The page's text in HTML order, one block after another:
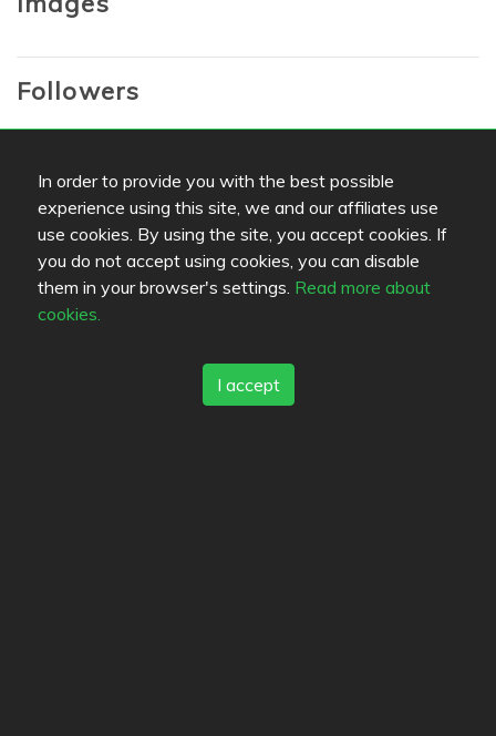
In order to provide you with the best possible
experience using this site, we and our affiliates use
use cookies. By using the site, you accept cookies. If
you do not accept using cookies, you can disable
them in your browser's settings. Read more about
cookies.
I accept
Followers
Bookmarks
Favorites
Review color legend